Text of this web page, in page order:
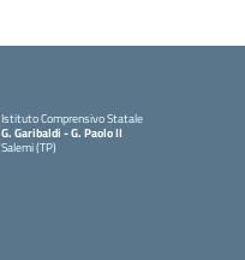
Istituto Comprensivo Statale
G. Garibaldi - G. Paolo II
Salemi (TP)